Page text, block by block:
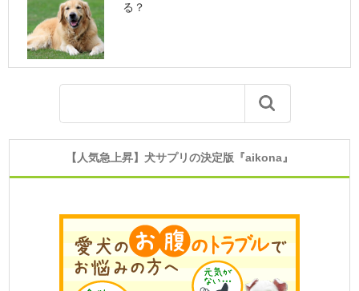
る？
【人気急上昇】犬サプリの決定版『aikona』